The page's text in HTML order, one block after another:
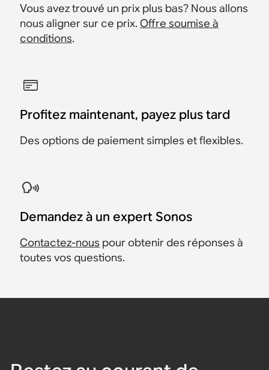
Vous avez trouvé un prix plus bas? Nous allons
nous aligner sur ce prix.Offre soumise à
conditions.
Profitez maintenant, payez plus tard
Des options de paiement simples et flexibles.
Demandez à un expert Sonos
Contactez-nous pour obtenir des réponses à
toutes vos questions.